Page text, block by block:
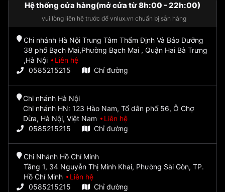
Hệ thống cửa hàng(mở cửa từ 8h:00 - 22h:00)
vui lòng liên hệ trước để vnlux.vn chuẩn bị sẵn hàng
Chi nhánh Hà Nội Trung Tâm Thẩm Định Và Bảo Dưỡng
38 phố Bạch Mai,Phường Bạch Mai , Quận Hai Bà Trưng
,Hà Nội
Liên hệ
0585215215
Chỉ đường
Chi nhánh Hà Nội
Chi nhánh HN: 123 Hào Nam, Tổ dân phố 56, Ô Chợ
Dừa, Hà Nội, Việt Nam
Liên hệ
0585215215
Chỉ đường
Chi Nhánh Hồ Chí Minh
Tầng 1, 34 Nguyễn Thị Minh Khai, Phường Sài Gòn, TP.
Hồ Chí Minh
Liên hệ
0585215215
Chỉ đường